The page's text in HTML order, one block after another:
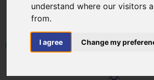
understand where our visitors
from.
I agree Change my
HOME ABOUT US ТРЕНИРОВОЧНЫЕ